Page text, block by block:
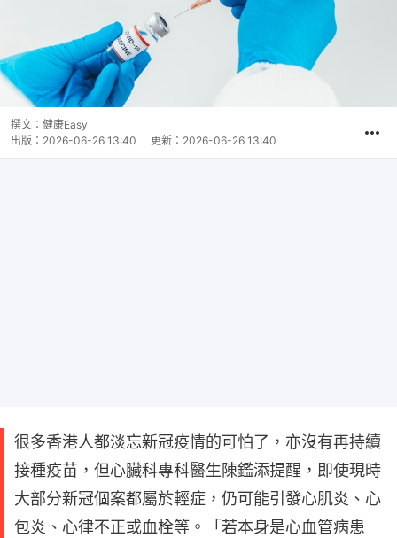
撰文： 健康Easy
出版： 2026-06-26 13:40 更新： 2026-06-26 13:40
很多香港人都淡忘新冠疫情的可怕了，亦沒有再持續
接種疫苗，但心臟科專科醫生陳鑑添提醒，即使現時
大部分新冠個案都屬於輕症，仍可能引發心肌炎、心
包炎、心律不正或血栓等。「若本身是心血管病患